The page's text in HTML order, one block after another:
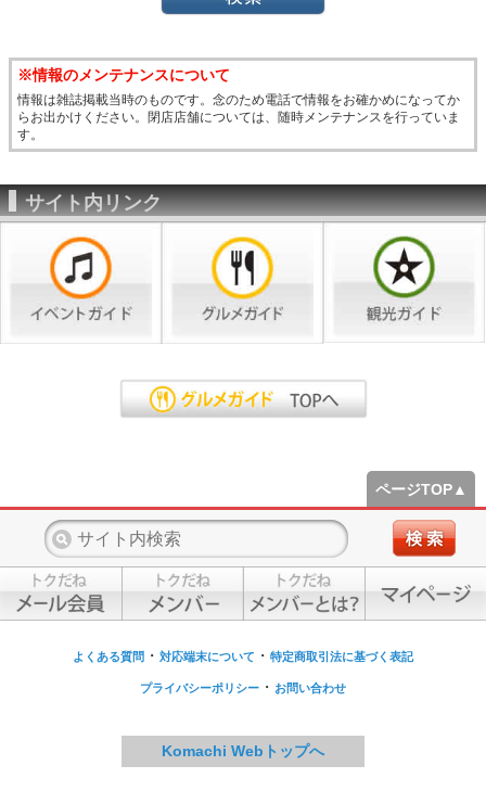
※情報のメンテナンスについて
情報は雑誌掲載当時のものです。念のため電話で情報をお確かめになってか
らお出かけください。閉店店舗については、随時メンテナンスを行っていま
す。
サイト内リンク
ページTOP▲
よくある質問 ・ 対応端末について ・ 特定商取引法に基づく表記
プライバシーポリシー ・ お問い合わせ
Komachi Webトップへ